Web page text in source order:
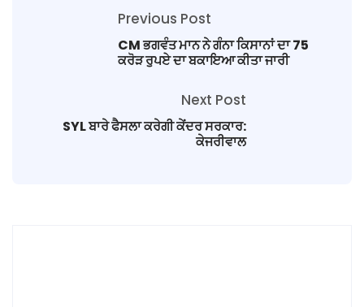
Previous Post
CM ਭਗਵੰਤ ਮਾਨ ਨੇ ਗੰਨਾ ਕਿਸਾਨਾਂ ਦਾ 75
ਕਰੋੜ ਰੁਪਏ ਦਾ ਬਕਾਇਆ ਕੀਤਾ ਜਾਰੀ
Next Post
SYL ਬਾਰੇ ਫੈਸਲਾ ਕਰੇਗੀ ਕੇਂਦਰ ਸਰਕਾਰ:
ਕੇਜਰੀਵਾਲ